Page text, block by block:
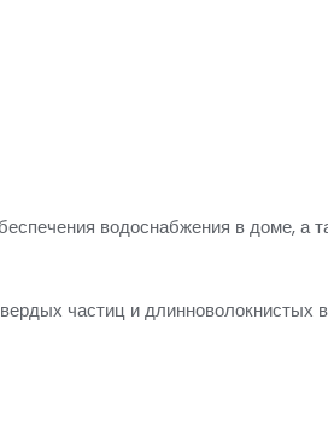
водоснабжения в доме, а
частиц и длинноволокнистых